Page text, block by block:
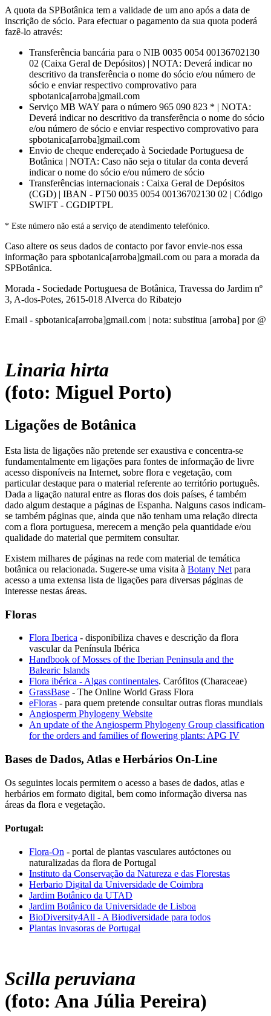
A quota da SPBotânica tem a validade de um ano após a data de
inscrição de sócio. Para efectuar o pagamento da sua quota poderá
fazê-lo através:
Transferência bancária para o NIB 0035 0054 00136702130
02 (Caixa Geral de Depósitos) | NOTA: Deverá indicar no
descritivo da transferência o nome do sócio e/ou número de
sócio e enviar respectivo comprovativo para
spbotanica[arroba]gmail.com
Serviço MB WAY para o número 965 090 823 * | NOTA:
Deverá indicar no descritivo da transferência o nome do sócio
e/ou número de sócio e enviar respectivo comprovativo para
spbotanica[arroba]gmail.com
Envio de cheque endereçado à Sociedade Portuguesa de
Botânica | NOTA: Caso não seja o titular da conta deverá
indicar o nome do sócio e/ou número de sócio
Transferências internacionais : Caixa Geral de Depósitos
(CGD) | IBAN - PT50 0035 0054 00136702130 02 | Código
SWIFT - CGDIPTPL
* Este número não está a serviço de atendimento telefónico.
Caso altere os seus dados de contacto por favor envie-nos essa
informação para spbotanica[arroba]gmail.com ou para a morada da
SPBotânica.
Morada - Sociedade Portuguesa de Botânica, Travessa do Jardim nº
3, A-dos-Potes, 2615-018 Alverca do Ribatejo
Email - spbotanica[arroba]gmail.com | nota: substitua [arroba] por @
Linaria hirta
(foto: Miguel Porto)
Ligações de Botânica
Esta lista de ligações não pretende ser exaustiva e concentra-se
fundamentalmente em ligações para fontes de informação de livre
acesso disponíveis na Internet, sobre flora e vegetação, com
particular destaque para o material referente ao território português.
Dada a ligação natural entre as floras dos dois países, é também
dado algum destaque a páginas de Espanha. Nalguns casos indicam-
se também páginas que, ainda que não tenham uma relação directa
com a flora portuguesa, merecem a menção pela quantidade e/ou
qualidade do material que permitem consultar.
Existem milhares de páginas na rede com material de temática
botânica ou relacionada. Sugere-se uma visita à Botany Net para
acesso a uma extensa lista de ligações para diversas páginas de
interesse nestas áreas.
Floras
Flora Iberica - disponibiliza chaves e descrição da flora
vascular da Península Ibérica
Handbook of Mosses of the Iberian Peninsula and the
Balearic Islands
Flora ibérica - Algas continentales. Carófitos (Characeae)
GrassBase - The Online World Grass Flora
eFloras - para quem pretende consultar outras floras mundiais
Angiosperm Phylogeny Website
An update of the Angiosperm Phylogeny Group classification
for the orders and families of flowering plants: APG IV
Bases de Dados, Atlas e Herbários On-Line
Os seguintes locais permitem o acesso a bases de dados, atlas e
herbários em formato digital, bem como informação diversa nas
áreas da flora e vegetação.
Portugal:
Flora-On - portal de plantas vasculares autóctones ou
naturalizadas da flora de Portugal
Instituto da Conservação da Natureza e das Florestas
Herbario Digital da Universidade de Coimbra
Jardim Botânico da UTAD
Jardim Botânico da Universidade de Lisboa
BioDiversity4All - A Biodiversidade para todos
Plantas invasoras de Portugal
Scilla peruviana
(foto: Ana Júlia Pereira)